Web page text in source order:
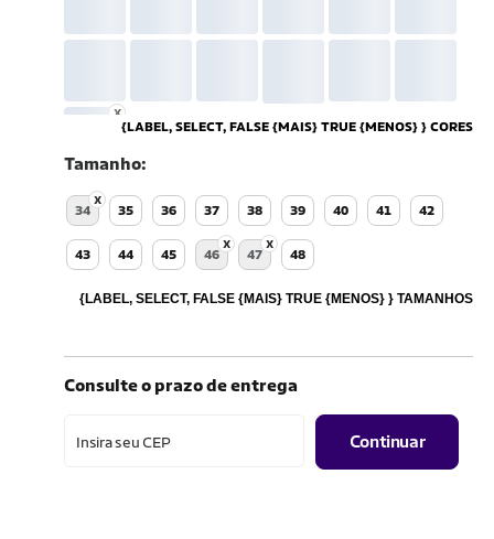
{LABEL, SELECT, FALSE {MAIS} TRUE {MENOS} } CORES
Tamanho
34 35 36 37 38 39 40 41 42
43 44 45 46 47 48
{LABEL, SELECT, FALSE {MAIS} TRUE {MENOS} } TAMANHOS
Consulte o prazo de entrega
Insira seu CEP Continuar